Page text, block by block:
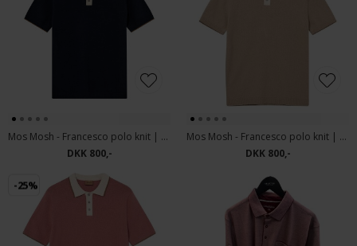
Mos Mosh - Francesco polo knit | Polo T-shirt Estate Blue
DKK 800,-
Mos Mosh - Francesco polo knit | Polo T-shirt Dune
DKK 800,-
-25%